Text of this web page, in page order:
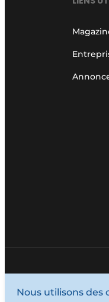
© 1987 -
Nous utilisons des